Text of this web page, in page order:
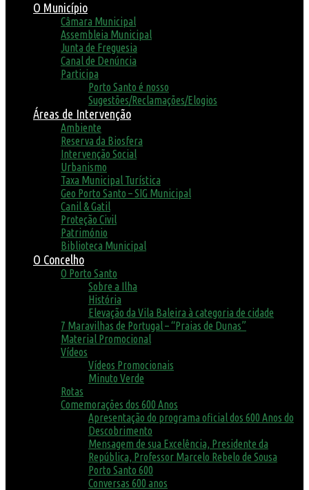
O Município
Câmara Municipal
Assembleia Municipal
Junta de Freguesia
Canal de Denúncia
Participa
Porto Santo é nosso
Sugestões/Reclamações/Elogios
Áreas de Intervenção
Ambiente
Reserva da Biosfera
Intervenção Social
Urbanismo
Taxa Municipal Turística
Geo Porto Santo – SIG Municipal
Canil & Gatil
Proteção Civil
Património
Biblioteca Municipal
O Concelho
O Porto Santo
Sobre a Ilha
História
Elevação da Vila Baleira à categoria de cidade
7 Maravilhas de Portugal – “Praias de Dunas”
Material Promocional
Vídeos
Vídeos Promocionais
Minuto Verde
Rotas
Comemorações dos 600 Anos
Apresentação do programa oficial dos 600 Anos do
Descobrimento
Mensagem de sua Excelência, Presidente da
República, Professor Marcelo Rebelo de Sousa
Porto Santo 600
Conversas 600 anos